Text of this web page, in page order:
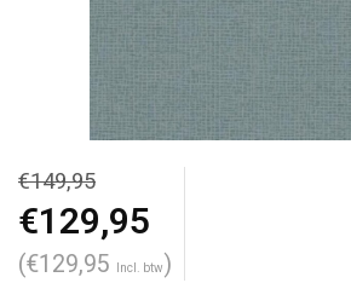
€149,95
€129,95
(€129,95 Incl. btw)